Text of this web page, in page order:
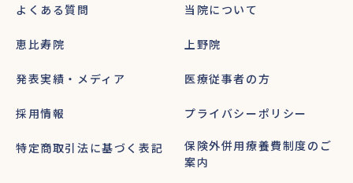
よくある質問 当院について
恵比寿院 上野院
発表実績・メディア 医療従事者の方
採用情報 プライバシーポリシー
特定商取引法に基づく表記
保険外併用療養費制度のご
案内